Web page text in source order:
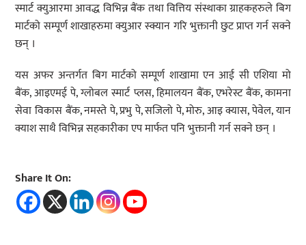
स्मार्ट क्युआरमा आवद्ध विभिन्न बैंक तथा वित्तिय संस्थाका ग्राहकहरुले बिग
मार्टको सम्पूर्ण शाखाहरुमा क्युआर स्क्यान गरि भुक्तानी छुट प्राप्त गर्न सक्ने
छन् ।
यस अफर अन्तर्गत बिग मार्टको सम्पूर्ण शाखामा एन आई सी एशिया मो
बैंक, आइएमई पे, ग्लोबल स्मार्ट प्लस, हिमालयन बैंक, एभरेस्ट बैंक, कामना
सेवा विकास बैंक, नमस्ते पे, प्रभु पे, सजिलो पे, मोरु, आइ क्यास, पेवेल, यान
क्याश साथै विभिन्न सहकारीका एप मार्फत पनि भुक्तानी गर्न सक्ने छन् ।
Share It On: